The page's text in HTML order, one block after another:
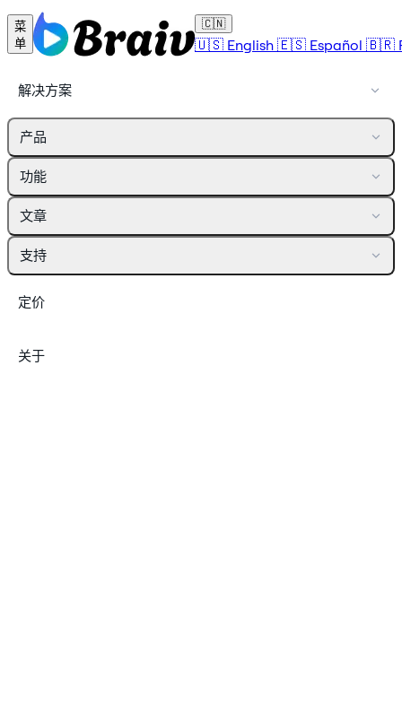
菜
单
🇨🇳
🇺🇸 English 🇪🇸 Español 🇧🇷
解决方案
产品
功能
文章
支持
定价
关于